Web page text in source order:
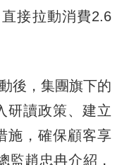
接拉動消費2.6
後，集團旗下的
研讀政策、建立
施，確保顧客享
監趙忠冉介紹，